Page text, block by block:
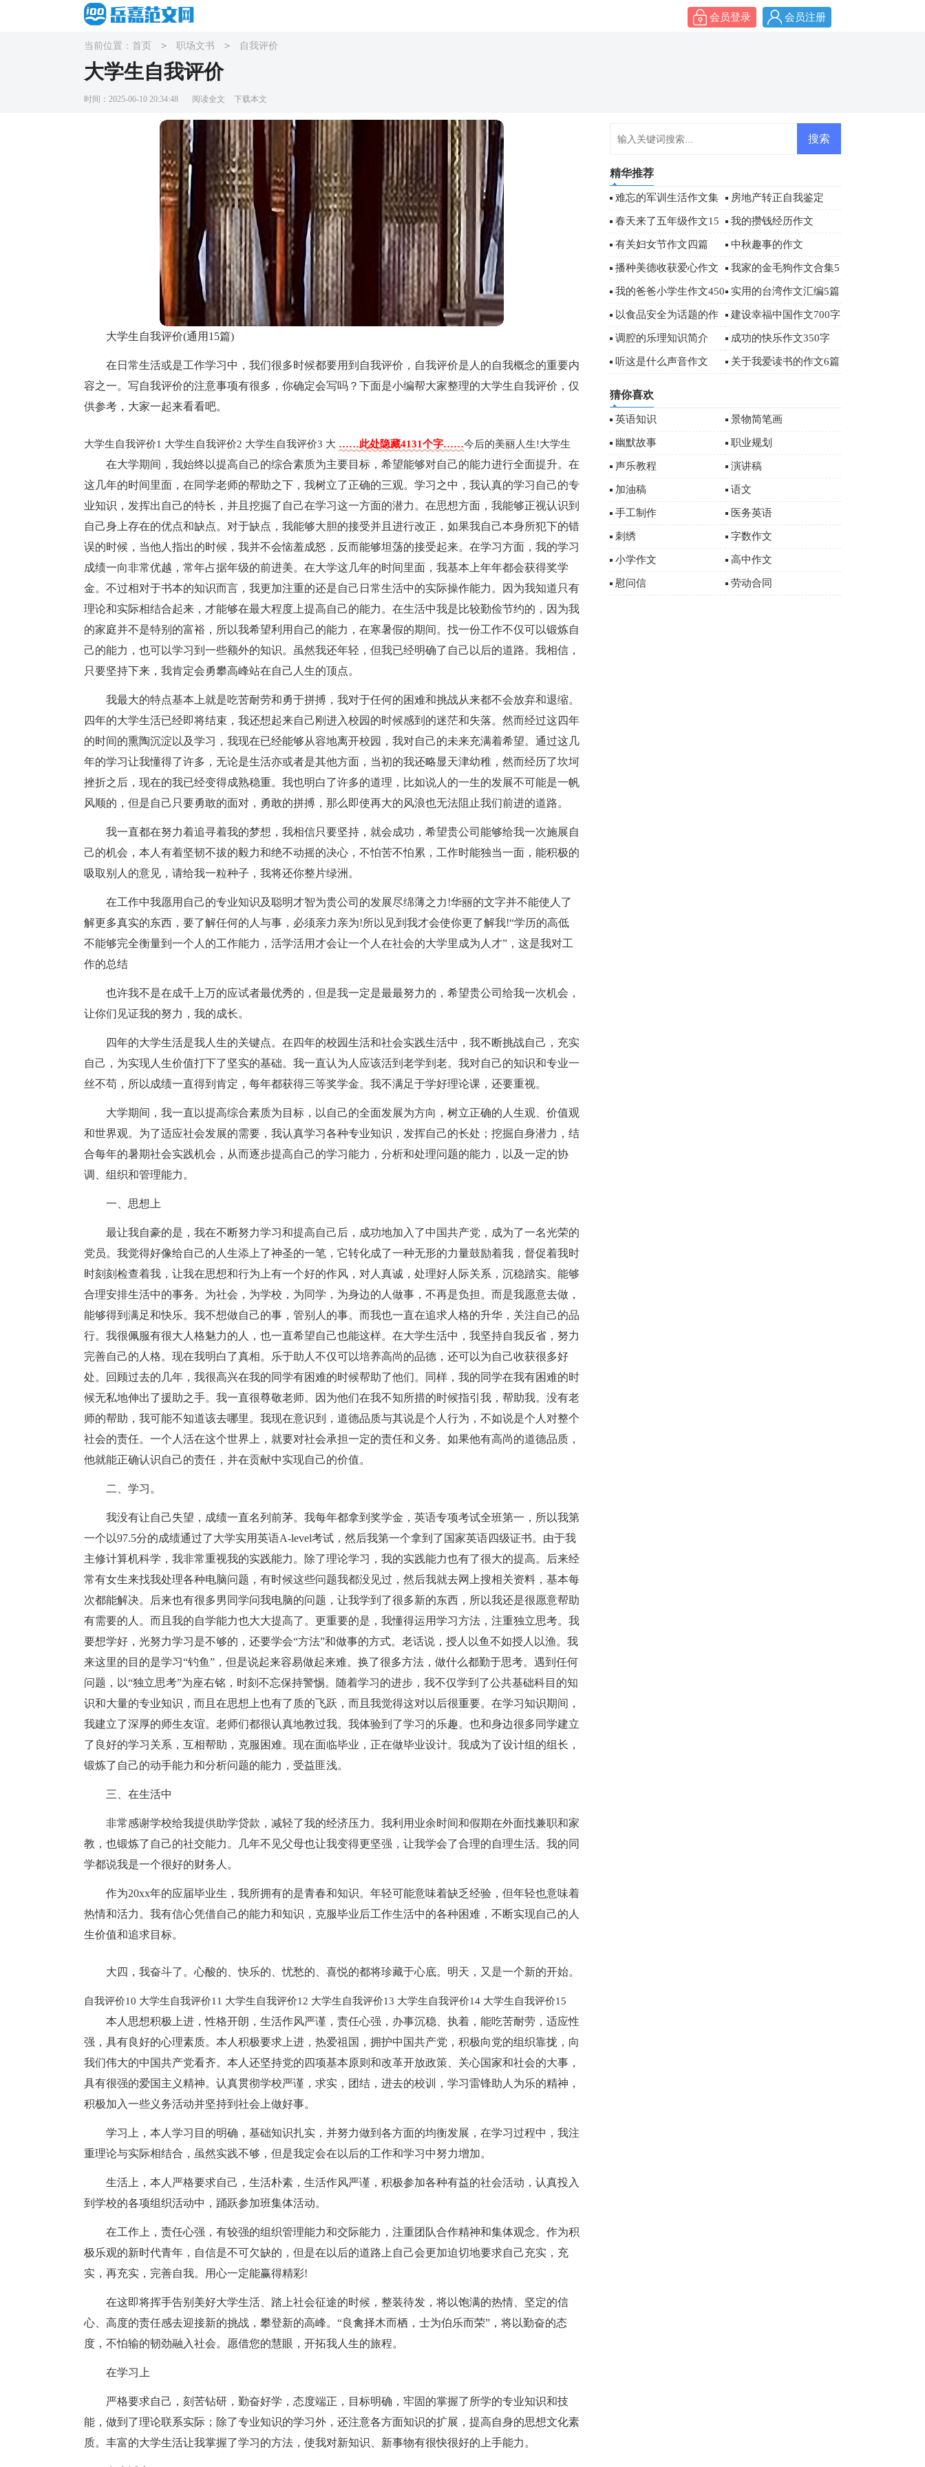
会员登录 会员注册
当前位置： 首页 > 职场文书 > 自我评价
大学生自我评价
时间：2025-06-10 20:34:48 阅读全文 下载本文
大学生自我评价(通用15篇)
在日常生活或是工作学习中，我们很多时候都要用到自我评价，自我评价是人的自我概念的重要内
容之一。写自我评价的注意事项有很多，你确定会写吗？下面是小编帮大家整理的大学生自我评价，仅
供参考，大家一起来看看吧。
大学生自我评价1
在大学期间，我始终以提高自己的综合素质为主要目标，希望能够对自己的能力进行全面提升。在
这几年的时间里面，在同学老师的帮助之下，我树立了正确的三观。学习之中，我认真的学习自己的专
业知识，发挥出自己的特长，并且挖掘了自己在学习这一方面的潜力。在思想方面，我能够正视认识到
自己身上存在的优点和缺点。对于缺点，我能够大胆的接受并且进行改正，如果我自己本身所犯下的错
误的时候，当他人指出的时候，我并不会恼羞成怒，反而能够坦荡的接受起来。在学习方面，我的学习
成绩一向非常优越，常年占据年级的前进美。在大学这几年的时间里面，我基本上年年都会获得奖学
金。不过相对于书本的知识而言，我更加注重的还是自己日常生活中的实际操作能力。因为我知道只有
理论和实际相结合起来，才能够在最大程度上提高自己的能力。在生活中我是比较勤俭节约的，因为我
的家庭并不是特别的富裕，所以我希望利用自己的能力，在寒暑假的期间。找一份工作不仅可以锻炼自
己的能力，也可以学习到一些额外的知识。虽然我还年轻，但我已经明确了自己以后的道路。我相信，
只要坚持下来，我肯定会勇攀高峰站在自己人生的顶点。
我最大的特点基本上就是吃苦耐劳和勇于拼搏，我对于任何的困难和挑战从来都不会放弃和退缩。
四年的大学生活已经即将结束，我还想起来自己刚进入校园的时候感到的迷茫和失落。然而经过这四年
的时间的熏陶沉淀以及学习，我现在已经能够从容地离开校园，我对自己的未来充满着希望。通过这几
年的学习让我懂得了许多，无论是生活亦或者是其他方面，当初的我还略显天津幼稚，然而经历了坎坷
挫折之后，现在的我已经变得成熟稳重。我也明白了许多的道理，比如说人的一生的发展不可能是一帆
风顺的，但是自己只要勇敢的面对，勇敢的拼搏，那么即使再大的风浪也无法阻止我们前进的道路。
大学生自我评价2
我一直都在努力着追寻着我的梦想，我相信只要坚持，就会成功，希望贵公司能够给我一次施展自
己的机会，本人有着坚韧不拔的毅力和绝不动摇的决心，不怕苦不怕累，工作时能独当一面，能积极的
吸取别人的意见，请给我一粒种子，我将还你整片绿洲。
在工作中我愿用自己的专业知识及聪明才智为贵公司的发展尽绵薄之力!华丽的文字并不能使人了
解更多真实的东西，要了解任何的人与事，必须亲力亲为!所以见到我才会使你更了解我!“学历的高低
不能够完全衡量到一个人的工作能力，活学活用才会让一个人在社会的大学里成为人才”，这是我对工
作的总结
也许我不是在成千上万的应试者最优秀的，但是我一定是最最努力的，希望贵公司给我一次机会，
让你们见证我的努力，我的成长。
大学生自我评价3
四年的大学生活是我人生的关键点。在四年的校园生活和社会实践生活中，我不断挑战自己，充实
自己，为实现人生价值打下了坚实的基础。我一直认为人应该活到老学到老。我对自己的知识和专业一
丝不苟，所以成绩一直得到肯定，每年都获得三等奖学金。我不满足于学好理论课，还要重视。
大学期间，我一直以提高综合素质为目标，以自己的全面发展为方向，树立正确的人生观、价值观
和世界观。为了适应社会发展的需要，我认真学习各种专业知识，发挥自己的长处；挖掘自身潜力，结
合每年的暑期社会实践机会，从而逐步提高自己的学习能力，分析和处理问题的能力，以及一定的协
调、组织和管理能力。
一、思想上
最让我自豪的是，我在不断努力学习和提高自己后，成功地加入了中国共产党，成为了一名光荣的
党员。我觉得好像给自己的人生添上了神圣的一笔，它转化成了一种无形的力量鼓励着我，督促着我时
时刻刻检查着我，让我在思想和行为上有一个好的作风，对人真诚，处理好人际关系，沉稳踏实。能够
合理安排生活中的事务。为社会，为学校，为同学，为身边的人做事，不再是负担。而是我愿意去做，
能够得到满足和快乐。我不想做自己的事，管别人的事。而我也一直在追求人格的升华，关注自己的品
行。我很佩服有很大人格魅力的人，也一直希望自己也能这样。在大学生活中，我坚持自我反省，努力
完善自己的人格。现在我明白了真相。乐于助人不仅可以培养高尚的品德，还可以为自己收获很多好
处。回顾过去的几年，我很高兴在我的同学有困难的时候帮助了他们。同样，我的同学在我有困难的时
候无私地伸出了援助之手。我一直很尊敬老师。因为他们在我不知所措的时候指引我，帮助我。没有老
师的帮助，我可能不知道该去哪里。我现在意识到，道德品质与其说是个人行为，不如说是个人对整个
社会的责任。一个人活在这个世界上，就要对社会承担一定的责任和义务。如果他有高尚的道德品质，
他就能正确认识自己的责任，并在贡献中实现自己的价值。
二、学习。
我没有让自己失望，成绩一直名列前茅。我每年都拿到奖学金，英语专项考试全班第一，所以我第
一个以97.5分的成绩通过了大学实用英语A-level考试，然后我第一个拿到了国家英语四级证书。由于我
主修计算机科学，我非常重视我的实践能力。除了理论学习，我的实践能力也有了很大的提高。后来经
常有女生来找我处理各种电脑问题，有时候这些问题我都没见过，然后我就去网上搜相关资料，基本每
次都能解决。后来也有很多男同学问我电脑的问题，让我学到了很多新的东西，所以我还是很愿意帮助
有需要的人。而且我的自学能力也大大提高了。更重要的是，我懂得运用学习方法，注重独立思考。我
要想学好，光努力学习是不够的，还要学会“方法”和做事的方式。老话说，授人以鱼不如授人以渔。我
来这里的目的是学习“钓鱼”，但是说起来容易做起来难。换了很多方法，做什么都勤于思考。遇到任何
问题，以“独立思考”为座右铭，时刻不忘保持警惕。随着学习的进步，我不仅学到了公共基础科目的知
识和大量的专业知识，而且在思想上也有了质的飞跃，而且我觉得这对以后很重要。在学习知识期间，
我建立了深厚的师生友谊。老师们都很认真地教过我。我体验到了学习的乐趣。也和身边很多同学建立
了良好的学习关系，互相帮助，克服困难。现在面临毕业，正在做毕业设计。我成为了设计组的组长，
锻炼了自己的动手能力和分析问题的能力，受益匪浅。
三、在生活中
非常感谢学校给我提供助学贷款，减轻了我的经济压力。我利用业余时间和假期在外面找兼职和家
教，也锻炼了自己的社交能力。几年不见父母也让我变得更坚强，让我学会了合理的自理生活。我的同
学都说我是一个很好的财务人。
作为20xx年的应届毕业生，我所拥有的是青春和知识。年轻可能意味着缺乏经验，但年轻也意味着
热情和活力。我有信心凭借自己的能力和知识，克服毕业后工作生活中的各种困难，不断实现自己的人
生价值和追求目标。
大 ……此处隐藏4131个字……今后的美丽人生!
大四，我奋斗了。心酸的、快乐的、忧愁的、喜悦的都将珍藏于心底。明天，又是一个新的开始。
大学生
自我评价10
本人思想积极上进，性格开朗，生活作风严谨，责任心强，办事沉稳、执着，能吃苦耐劳，适应性
强，具有良好的心理素质。本人积极要求上进，热爱祖国，拥护中国共产党，积极向党的组织靠拢，向
我们伟大的中国共产党看齐。本人还坚持党的四项基本原则和改革开放政策、关心国家和社会的大事，
具有很强的爱国主义精神。认真贯彻学校严谨，求实，团结，进去的校训，学习雷锋助人为乐的精神，
积极加入一些义务活动并坚持到社会上做好事。
学习上，本人学习目的明确，基础知识扎实，并努力做到各方面的均衡发展，在学习过程中，我注
重理论与实际相结合，虽然实践不够，但是我定会在以后的工作和学习中努力增加。
生活上，本人严格要求自己，生活朴素，生活作风严谨，积极参加各种有益的社会活动，认真投入
到学校的各项组织活动中，踊跃参加班集体活动。
在工作上，责任心强，有较强的组织管理能力和交际能力，注重团队合作精神和集体观念。作为积
极乐观的新时代青年，自信是不可欠缺的，但是在以后的道路上自己会更加迫切地要求自己充实，充
实，再充实，完善自我。用心一定能赢得精彩!
在这即将挥手告别美好大学生活、踏上社会征途的时候，整装待发，将以饱满的热情、坚定的信
心、高度的责任感去迎接新的挑战，攀登新的高峰。“良禽择木而栖，士为伯乐而荣”，将以勤奋的态
度，不怕输的韧劲融入社会。愿借您的慧眼，开拓我人生的旅程。
大学生自我评价11
在学习上
严格要求自己，刻苦钻研，勤奋好学，态度端正，目标明确，牢固的掌握了所学的专业知识和技
能，做到了理论联系实际；除了专业知识的学习外，还注意各方面知识的扩展，提高自身的思想文化素
质。丰富的大学生活让我掌握了学习的方法，使我对新知识、新事物有很快很好的上手能力。
大学生自我评价12 大学生自我评价13 大学生自我评价14 大学生自我评价15
精华推荐
难忘的军训生活作文集
合6篇
房地产转正自我鉴定
春天来了五年级作文15
篇
我的攒钱经历作文
有关妇女节作文四篇 中秋趣事的作文
播种美德收获爱心作文 我家的金毛狗作文合集5
篇
我的爸爸小学生作文450
字
实用的台湾作文汇编5篇
以食品安全为话题的作
文
建设幸福中国作文700字
调腔的乐理知识简介 成功的快乐作文350字
听这是什么声音作文 关于我爱读书的作文6篇
猜你喜欢
英语知识 景物简笔画
幽默故事 职业规划
声乐教程 演讲稿
加油稿 语文
手工制作 医务英语
刺绣 字数作文
小学作文 高中作文
慰问信 劳动合同